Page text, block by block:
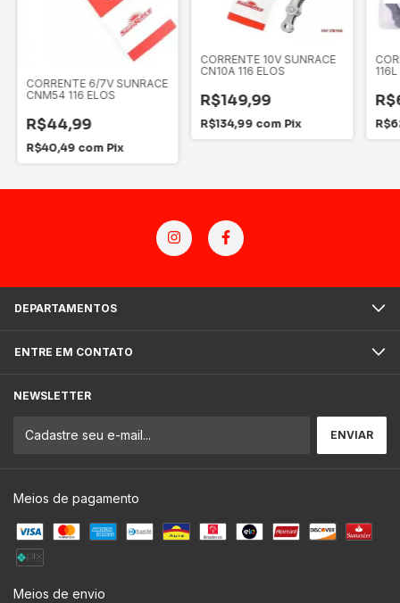
CORRENTE 6/7V SUNRACE
CNM54 116 ELOS
R$44,99
R$40,49 com Pix
CORRENTE 10V SUNRACE
CN10A 116 ELOS
R$149,99
R$134,99 com Pix
116L
DEPARTAMENTOS
ENTRE EM CONTATO
NEWSLETTER
Meios de pagamento
Meios de envio